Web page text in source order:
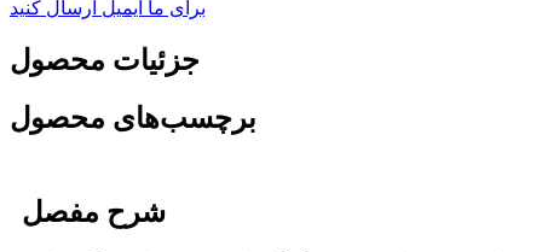
برای ما ایمیل ارسال کنید
جزئیات محصول
برچسب‌های محصول
شرح مفصل